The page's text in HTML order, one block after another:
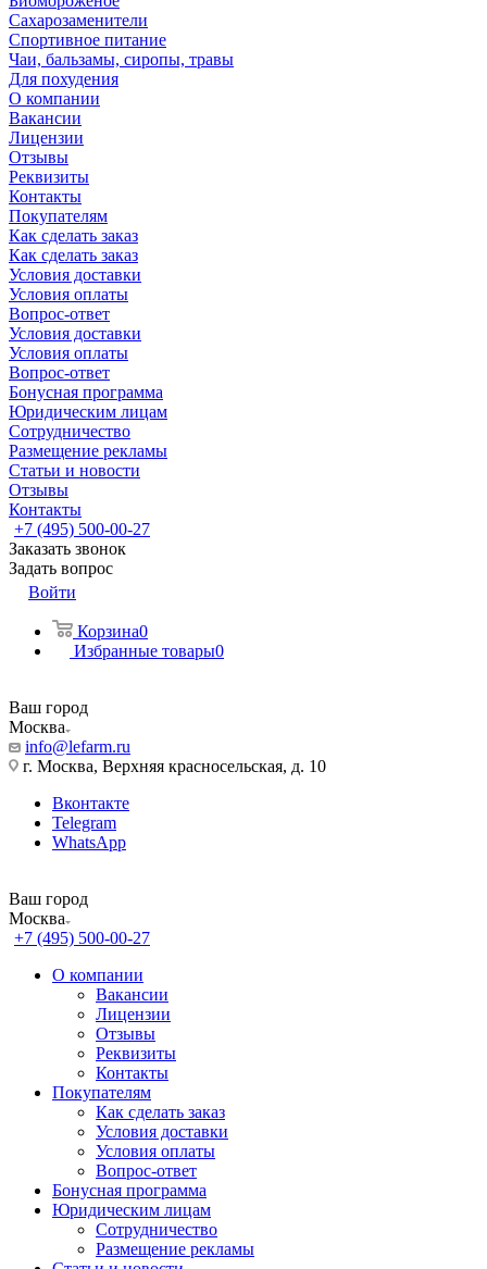
Сахарозаменители
Спортивное питание
Чаи, бальзамы, сиропы, травы
Для похудения
О компании
Вакансии
Лицензии
Отзывы
Реквизиты
Контакты
Покупателям
Как сделать заказ
Как сделать заказ
Условия доставки
Условия оплаты
Вопрос-ответ
Условия доставки
Условия оплаты
Вопрос-ответ
Бонусная программа
Юридическим лицам
Сотрудничество
Размещение рекламы
Статьи и новости
Отзывы
Контакты
+7 (495) 500-00-27
Заказать звонок
Задать вопрос
Войти
Корзина0
Избранные товары0
Ваш город
Москва
info@lefarm.ru
г. Москва, Верхняя красносельская, д. 10
Вконтакте
Telegram
WhatsApp
Ваш город
Москва
+7 (495) 500-00-27
О компании
Вакансии
Лицензии
Отзывы
Реквизиты
Контакты
Покупателям
Как сделать заказ
Условия доставки
Условия оплаты
Вопрос-ответ
Бонусная программа
Юридическим лицам
Сотрудничество
Размещение рекламы